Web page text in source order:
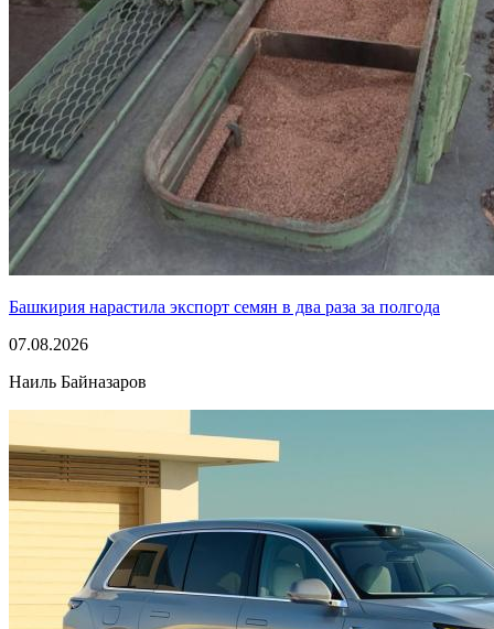
Башкирия нарастила экспорт семян в два раза за полгода
07.08.2026
Наиль Байназаров